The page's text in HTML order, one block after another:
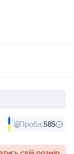
Проба:585